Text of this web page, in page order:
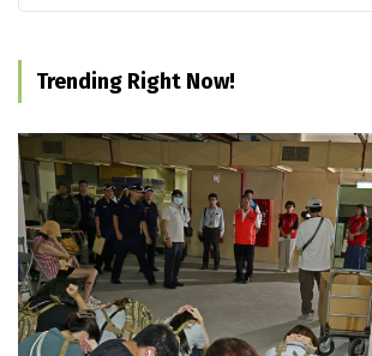
Trending Right Now!